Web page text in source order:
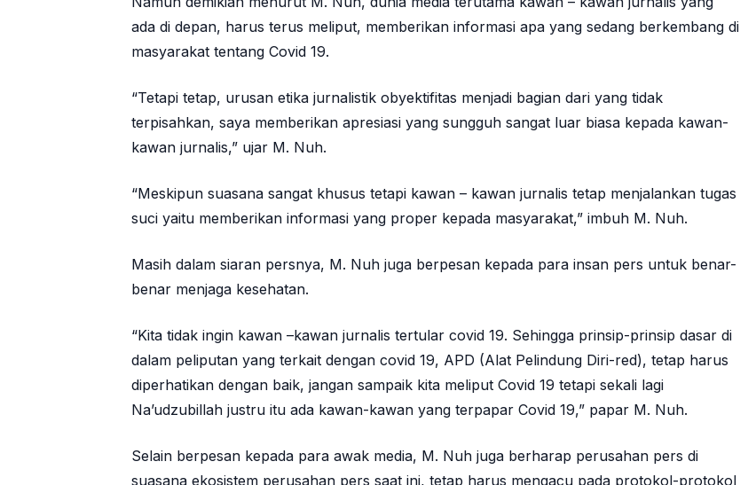
ada di depan, harus terus meliput, memberikan informasi apa yang sedang berkembang di
masyarakat tentang Covid 19.
“Tetapi tetap, urusan etika jurnalistik obyektifitas menjadi bagian dari yang tidak
terpisahkan, saya memberikan apresiasi yang sungguh sangat luar biasa kepada kawan-
kawan jurnalis,” ujar M. Nuh.
“Meskipun suasana sangat khusus tetapi kawan – kawan jurnalis tetap menjalankan tugas
suci yaitu memberikan informasi yang proper kepada masyarakat,” imbuh M. Nuh.
Masih dalam siaran persnya, M. Nuh juga berpesan kepada para insan pers untuk benar-
benar menjaga kesehatan.
“Kita tidak ingin kawan –kawan jurnalis tertular covid 19. Sehingga prinsip-prinsip dasar di
dalam peliputan yang terkait dengan covid 19, APD (Alat Pelindung Diri-red), tetap harus
diperhatikan dengan baik, jangan sampaik kita meliput Covid 19 tetapi sekali lagi
Na’udzubillah justru itu ada kawan-kawan yang terpapar Covid 19,” papar M. Nuh.
Selain berpesan kepada para awak media, M. Nuh juga berharap perusahan pers di
suasana ekosistem perusahan pers saat ini, tetap harus mengacu pada protokol-protokol